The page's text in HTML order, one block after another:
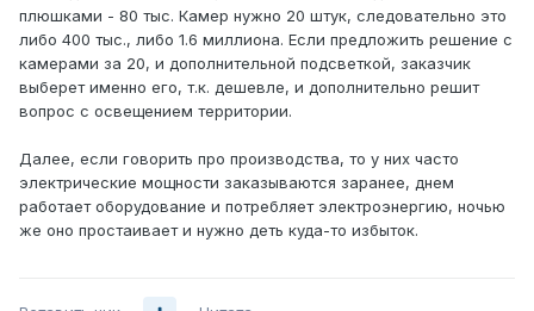
плюшками - 80 тыс. Камер нужно 20 штук, следовательно это
либо 400 тыс., либо 1.6 миллиона. Если предложить решение с
камерами за 20, и дополнительной подсветкой, заказчик
выберет именно его, т.к. дешевле, и дополнительно решит
вопрос с освещением территории.
Далее, если говорить про производства, то у них часто
электрические мощности заказываются заранее, днем
работает оборудование и потребляет электроэнергию, ночью
же оно простаивает и нужно деть куда-то избыток.